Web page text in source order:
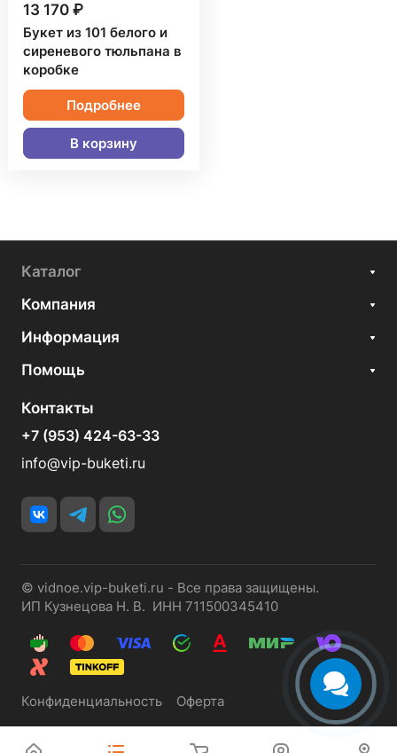
13 170 ₽
Букет из 101 белого и
сиреневого тюльпана в
коробке
Подробнее
В корзину
Каталог
Компания
Информация
Помощь
Контакты
+7 (953) 424-63-33
info@vip-buketi.ru
© vidnoe.vip-buketi.ru - Все права защищены.
ИП Кузнецова Н. В. ИНН 711500345410
Конфиденциальность Оферта